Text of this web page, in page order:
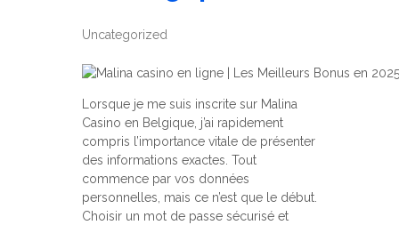
Uncategorized
Lorsque je me suis inscrite sur Malina
Casino en Belgique, j’ai rapidement
compris l’importance vitale de présenter
des informations exactes. Tout
commence par vos données
personnelles, mais ce n’est que le début.
Choisir un mot de passe sécurisé et